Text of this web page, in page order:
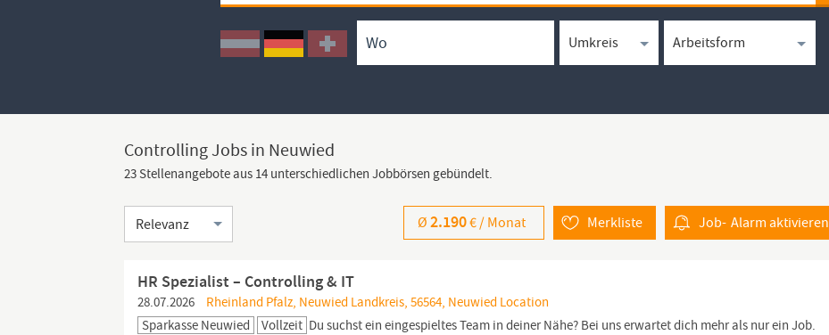
Ortssuche
Umkreissuche
Arbeitsform
Controlling Jobs in Neuwied
23 Stellenangebote aus 14 unterschiedlichen Jobbörsen gebündelt.
Sortierung Job- Alarmaktivieren
Merkliste
Ø2.190€ / Monat
HR Spezialist – Controlling & IT
28.07.2026
Rheinland Pfalz, Neuwied Landkreis, 56564, Neuwied Location
Sparkasse Neuwied
Vollzeit Du suchst ein eingespieltes Team in deiner Nähe? Bei uns erwartet dich mehr als nur ein Job.